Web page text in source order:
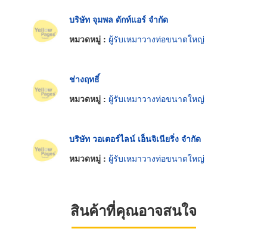
บริษัท จุมพล ดักท์แอร์ จำกัด
หมวดหมู่ : ผู้รับเหมาวางท่อขนาดใหญ่
ช่างฤทธิ์
หมวดหมู่ : ผู้รับเหมาวางท่อขนาดใหญ่
บริษัท วอเตอร์ไลน์ เอ็นจิเนียริ่ง จำกัด
หมวดหมู่ : ผู้รับเหมาวางท่อขนาดใหญ่
สินค้าที่คุณอาจสนใจ